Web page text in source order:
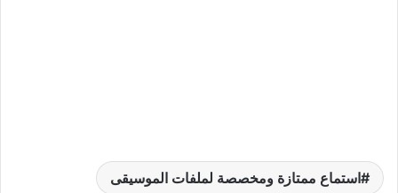
استماع ممتازة ومخصصة لملفات الموسيقى